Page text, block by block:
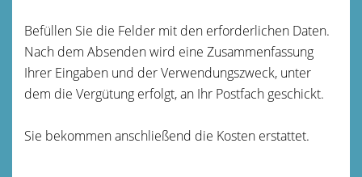
Befüllen Sie die Felder mit den erforderlichen Daten.
Nach dem Absenden wird eine Zusammenfassung
Ihrer Eingaben und der Verwendungszweck, unter
dem die Vergütung erfolgt, an Ihr Postfach geschickt.
Sie bekommen anschließend die Kosten erstattet.